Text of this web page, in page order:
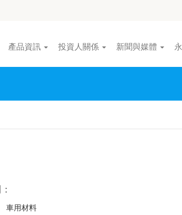
產品資訊 投資人關係 新聞與媒體
車用材料